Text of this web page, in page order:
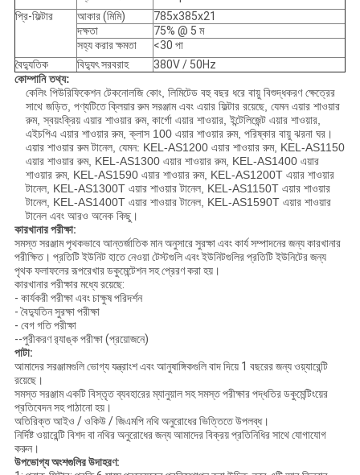
প্রি-ফিল্টার
আকার (মিমি)
785x385x21
দক্ষতা
75% @ 5 ম
সহ্য করার ক্ষমতা
<30 পা
বৈদ্যুতিক
বিদ্যুৎ সরবরাহ
380V / 50Hz
কোম্পানি তথ্য:
কেলিং পিউরিফিকেশন টেকনোলজি কোং, লিমিটেড বহু বছর ধরে বায়ু বিশুদ্ধকরণ ক্ষেত্রের
সাথে জড়িত, পণ্যটিতেক্লিয়াররুম সরঞ্জাম এবং এয়ার ফিল্টার রয়েছে, যেমন এয়ার শাওয়ার
রুম, স্বয়ংক্রিয় এয়ার শাওয়ার রুম, কার্গো এয়ার শাওয়ার, ইন্টেলিজেন্ট এয়ার শাওয়ার,
এইচপিএ এয়ার শাওয়ার রুম, ক্লাস 100 এয়ার শাওয়ার রুম, পরিষ্কার বায়ু ঝরনা ঘর।
এয়ার শাওয়ার রুম টানেল, যেমন: KEL-AS1200 এয়ার শাওয়ার রুম, KEL-AS1150
এয়ার শাওয়ার রুম, KEL-AS1300 এয়ার শাওয়ার রুম, KEL-AS1400 এয়ার
শাওয়ার রুম, KEL-AS1590 এয়ার শাওয়ার রুম, KEL-AS1200T এয়ার শাওয়ার
টানেল, KEL-AS1300T এয়ার শাওয়ার টানেল, KEL-AS1150T এয়ার শাওয়ার
টানেল, KEL-AS1400T এয়ার শাওয়ার টানেল, KEL-AS1590T এয়ার শাওয়ার
টানেল এবং আরও অনেক কিছু।
কারখানার পরীক্ষা:
সমস্ত সরঞ্জাম পৃথকভাবে আন্তর্জাতিক মান অনুসারে সুরক্ষা এবং কার্য সম্পাদনের জন্য কারখানার
পরীক্ষিত। প্রতিটি ইউনিট হাতে নেওয়া টেস্টগুলি এবং ইউনিটগুলির প্রতিটি ইউনিটের জন্য
পৃথক ফলাফলের রূপরেখার ডকুমেন্টেশন সহ প্রেরণ করা হয়।
কারখানার পরীক্ষার মধ্যে রয়েছে:
- কার্যকরী পরীক্ষা এবং চাক্ষুষ পরিদর্শন
- বৈদ্যুতিন সুরক্ষা পরীক্ষা
- বেগ গতি পরীক্ষা
--পুরীকরণ র‌্যাঙ্ক পরীক্ষা (প্রয়োজনে)
পাটা:
আমাদের সরঞ্জামগুলি ভোগ্য যন্ত্রাংশ এবং আনুষাঙ্গিকগুলি বাদ দিয়ে 1 বছরের জন্য ওয়্যারেন্টি
রয়েছে।
সমস্ত সরঞ্জাম একটি বিস্তৃত ব্যবহারের ম্যানুয়াল সহ সমস্ত পরীক্ষার পদ্ধতির ডকুমেন্টিংয়ের
প্রতিবেদন সহ পাঠানো হয়।
অতিরিক্ত আইও / ওকিউ / জিএমপি নথি অনুরোধের ভিত্তিতে উপলব্ধ।
নির্দিষ্ট ওয়ারেন্টি বিশদ বা নথির অনুরোধের জন্য আমাদের বিক্রয় প্রতিনিধির সাথে যোগাযোগ
করুন।
উপভোগ্য অংশগুলির উদাহরণ: